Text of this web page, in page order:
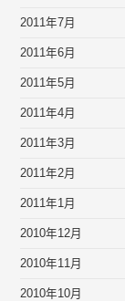
2011年7月
2011年6月
2011年5月
2011年4月
2011年3月
2011年2月
2011年1月
2010年12月
2010年11月
2010年10月